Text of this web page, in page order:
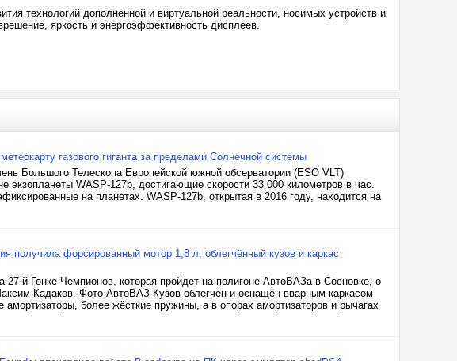
технологий дополненной и виртуальной реальности, носимых устройств и
яркость и энергоэффективность дисплеев.
газового гиганта за пределами Солнечной системы
Большого Телескопа Европейской южной обсерватории (ESO VLT)
экзопланеты WASP-127b, достигающие скорости 33 000 километров в час.
на планетах. WASP-127b, открытая в 2016 году, находится на
получила форсированный мотор 1,8 л, облегчённый кузов и каркас
27-й Гонке Чемпионов, которая пройдет на полигоне АвтоВАЗа в Сосновке, о
Кадаков. Фото АвтоВАЗ Кузов облегчён и оснащён вварным каркасом
более жёсткие пружины, а в опорах амортизаторов и рычагах